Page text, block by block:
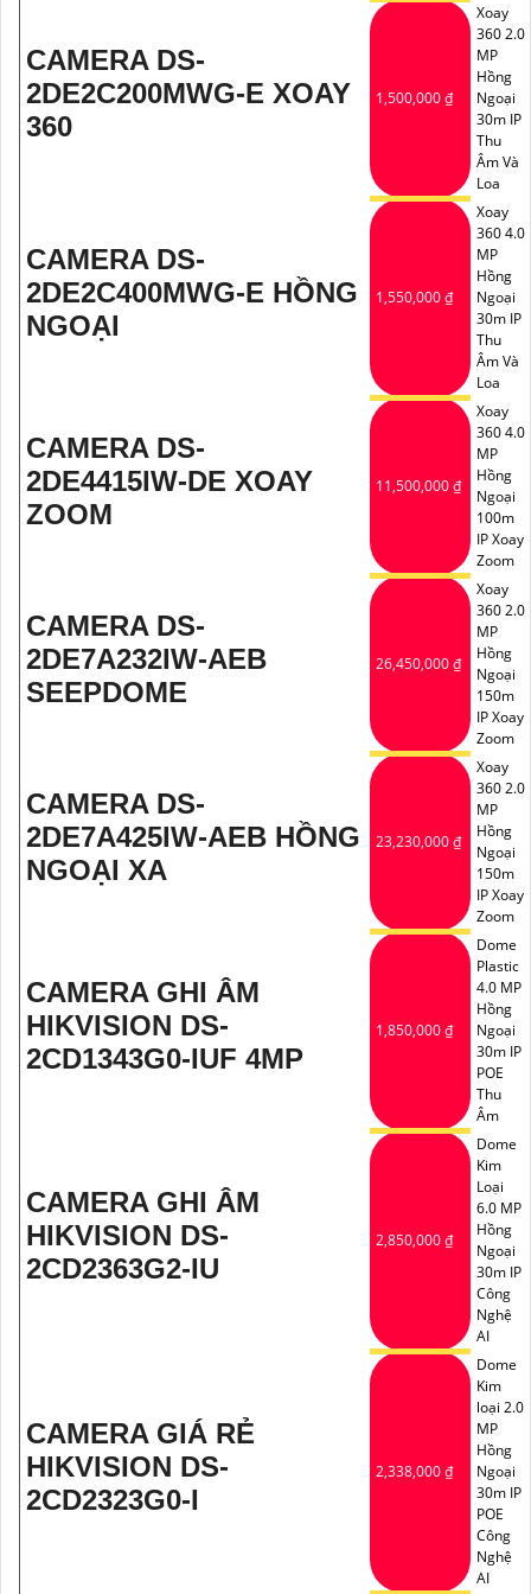
CAMERA DS-
2DE2C200MWG-E XOAY
360
1,500,000 ₫
Xoay
360 2.0
MP
Hồng
Ngoại
30m IP
Thu
Âm Và
Loa
CAMERA DS-
2DE2C400MWG-E HỒNG
NGOẠI
1,550,000 ₫
Xoay
360 4.0
MP
Hồng
Ngoại
30m IP
Thu
Âm Và
Loa
CAMERA DS-
2DE4415IW-DE XOAY
ZOOM
11,500,000 ₫
Xoay
360 4.0
MP
Hồng
Ngoại
100m
IP Xoay
Zoom
CAMERA DS-
2DE7A232IW-AEB
SEEPDOME
26,450,000 ₫
Xoay
360 2.0
MP
Hồng
Ngoại
150m
IP Xoay
Zoom
CAMERA DS-
2DE7A425IW-AEB HỒNG
NGOẠI XA
23,230,000 ₫
Xoay
360 2.0
MP
Hồng
Ngoại
150m
IP Xoay
Zoom
CAMERA GHI ÂM
HIKVISION DS-
2CD1343G0-IUF 4MP
1,850,000 ₫
Dome
Plastic
4.0 MP
Hồng
Ngoại
30m IP
POE
Thu
Âm
CAMERA GHI ÂM
HIKVISION DS-
2CD2363G2-IU
2,850,000 ₫
Dome
Kim
Loại
6.0 MP
Hồng
Ngoại
30m IP
Công
Nghệ
AI
CAMERA GIÁ RẺ
HIKVISION DS-
2CD2323G0-I
2,338,000 ₫
Dome
Kim
loại 2.0
MP
Hồng
Ngoại
30m IP
POE
Công
Nghệ
AI